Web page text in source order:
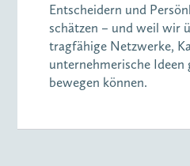
Entscheidern und
schätzen – und weil wir
tragfähige Netzwerke,
unternehmerische Ideen
bewegen können.